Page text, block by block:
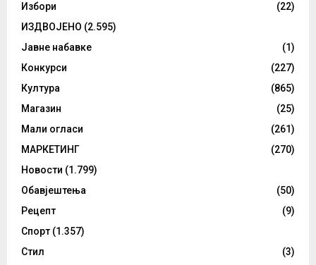
Избори
(22)
ИЗДВОЈЕНО (2.595)
Јавне набавке
(1)
Конкурси
(227)
Култура
(865)
Магазин
(25)
Мали огласи
(261)
МАРКЕТИНГ
(270)
Новости (1.799)
Обавјештења
(50)
Рецепт
(9)
Спорт (1.357)
Стил
(3)